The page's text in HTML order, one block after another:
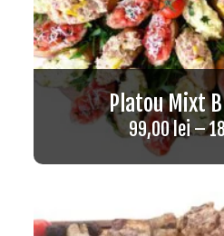
Platou Mixt
99,00lei–